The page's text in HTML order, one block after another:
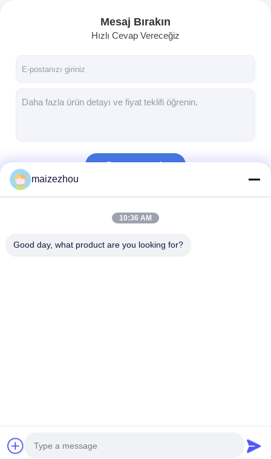
Mesaj Bırakın
Hızlı Cevap Vereceğiz
Devam et
maizezhou
10:36 AM
Good day, what product are you looking for?